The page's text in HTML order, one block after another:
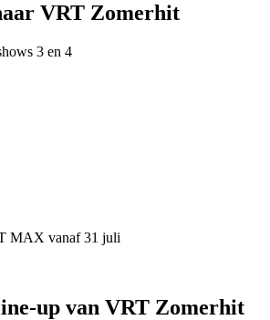
VRT Zomerhit
3 en 4
MAX vanaf 31 juli
up van VRT Zomerhit